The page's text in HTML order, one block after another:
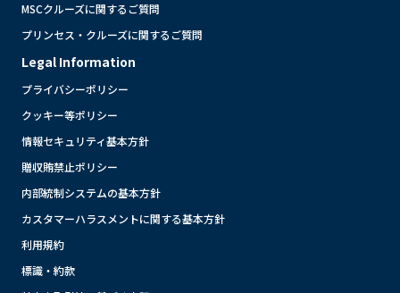
MSCクルーズに関するご質問
プリンセス・クルーズに関するご質問
Legal Information
プライバシーポリシー
クッキー等ポリシー
情報セキュリティ基本方針
贈収賄禁止ポリシー
内部統制システムの基本方針
カスタマーハラスメントに関する基本方針
利用規約
標識・約款